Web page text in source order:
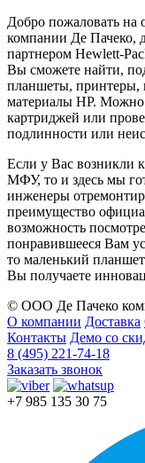
Добро пожаловать на
компании Де Пачеко,
партнером Hewlett-
Вы сможете найти,
планшеты, принтеры,
материалы HP. Можно
картриджей или
подлинности или
Если у Вас возникли
МФУ, то и здесь мы
инженеры
преимущество
возможность
понравившееся Вам
то маленький
Вы получаете
© ООО Де Пачеко
О компании Доставка
Контакты Демо со
8 (495) 221-74-18
Заказать звонок
+7 985 135 30 75